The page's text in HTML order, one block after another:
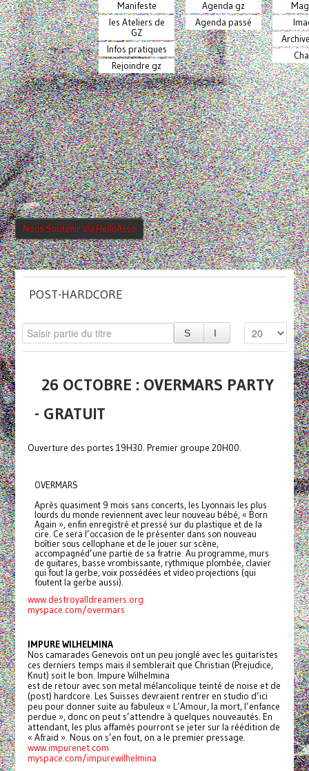
Manifeste
les Ateliers de
GZ
Infos pratiques
Rejoindre gz
Agenda gz
Agenda passé
Nous Soutenir Via HelloAsso
POST-HARDCORE
26 OCTOBRE : OVERMARS PARTY
- GRATUIT
Ouverture des portes 19H30. Premier groupe 20H00.
OVERMARS
Après quasiment 9 mois sans concerts, les Lyonnais les plus
lourds du monde reviennent avec leur nouveau bébé, « Born
Again », enfin enregistré et pressé sur du plastique et de la
cire. Ce sera l’occasion de le présenter dans son nouveau
boîtier sous cellophane et de le jouer sur scène,
accompagnéd’une partie de sa fratrie. Au programme, murs
de guitares, basse vrombissante, rythmique plombée, clavier
qui fout la gerbe, voix possédées et video projections (qui
foutent la gerbe aussi).
www.destroyalldreamers.org
myspace.com/overmars
IMPURE WILHELMINA
Nos camarades Genevois ont un peu jonglé avec les guitaristes
ces derniers temps mais il semblerait que Christian (Prejudice,
Knut) soit le bon. Impure Wilhelmina
est de retour avec son metal mélancolique teinté de noise et de
(post) hardcore. Les Suisses devraient rentrer en studio d’ici
peu pour donner suite au fabuleux « L’Amour, la mort, l’enfance
perdue », donc on peut s’attendre à quelques nouveautés. En
attendant, les plus affamés pourront se jeter sur la réédition de
« Afraid ». Nous on s’en fout, on a le premier pressage.
www.impurenet.com
myspace.com/impurewilhelmina